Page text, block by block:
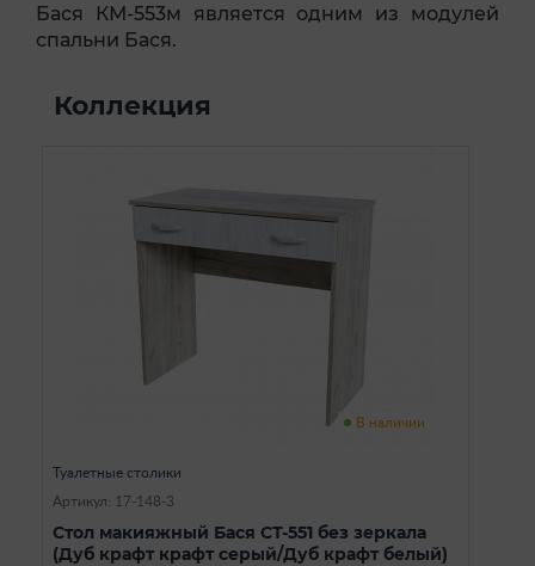
Бася КМ-553м является одним из модулей
спальни Бася.
Коллекция
В наличии
Туалетные столики
Артикул: 17-148-3
Стол макияжный Бася СТ-551 без зеркала
(Дуб крафт крафт серый/Дуб крафт белый)